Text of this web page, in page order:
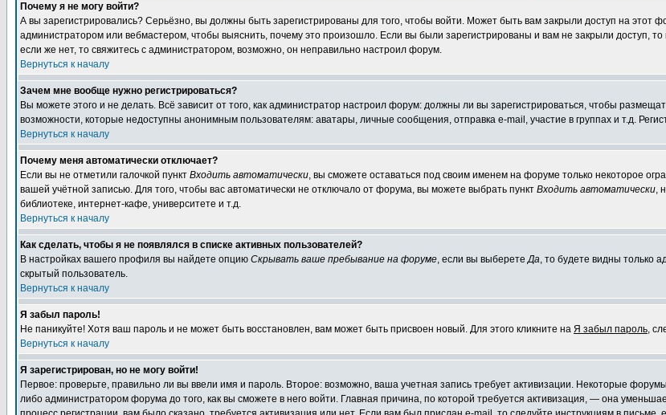
Почему я не могу войти?
А вы зарегистрировались? Серьёзно, вы должны быть зарегистрированы для того, чтобы войти. Может быть вам закрыли доступ на этот
администратором или вебмастером, чтобы выяснить, почему это произошло. Если вы были зарегистрированы и вам не закрыли доступ,
если же нет, то свяжитесь с администратором, возможно, он неправильно настроил форум.
Вернуться к началу
Зачем мне вообще нужно регистрироваться?
Вы можете этого и не делать. Всё зависит от того, как администратор настроил форум: должны ли вы зарегистрироваться, чтобы
возможности, которые недоступны анонимным пользователям: аватары, личные сообщения, отправка e-mail, участие в группах и т.д.
Вернуться к началу
Почему меня автоматически отключает?
Если вы не отметили галочкой пункт Входить автоматически, вы сможете оставаться под своим именем на форуме только некоторое
вашей учётной записью. Для того, чтобы вас автоматически не отключало от форума, вы можете выбрать пункт Входить автоматически,
библиотеке, интернет-кафе, университете и т.д.
Вернуться к началу
Как сделать, чтобы я не появлялся в списке активных пользователей?
В настройках вашего профиля вы найдете опцию Скрывать ваше пребывание на форуме, если вы выберетеДа, то будете видны только
скрытый пользователь.
Вернуться к началу
Я забыл пароль!
Не паникуйте! Хотя ваш пароль и не может быть восстановлен, вам может быть присвоен новый. Для этого кликните на Я забыл пароль,
Вернуться к началу
Я зарегистрирован, но не могу войти!
Первое: проверьте, правильно ли вы ввели имя и пароль. Второе: возможно, ваша учетная запись требует активизации. Некоторые
либо администратором форума до того, как вы сможете в него войти. Главная причина, по которой требуется активизация, — она